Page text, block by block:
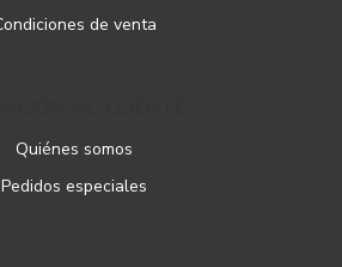
de venta
Quiénes somos
Pedidos especiales